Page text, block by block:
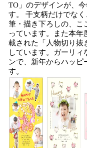
TO」のデザインが、
す。 干支柄だけでな
筆・描き下ろしの、こ
っています。また本
載された「人物切り抜
しています。ガーリ
ンで、新年からハッ
す。